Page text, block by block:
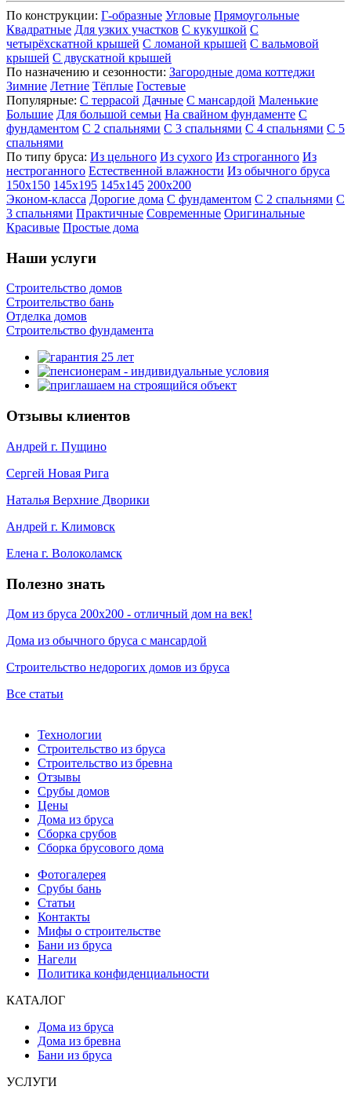
По конструкции: Г-образные Угловые Прямоугольные
Квадратные Для узких участков С кукушкой С
четырёхскатной крышей С ломаной крышей С вальмовой
крышей С двускатной крышей
По назначению и сезонности: Загородные дома коттеджи
Зимние Летние Тёплые Гостевые
Популярные: С террасой Дачные С мансардой Маленькие
Большие Для большой семьи На свайном фундаменте С
фундаментом С 2 спальнями С 3 спальнями С 4 спальнями С 5
спальнями
По типу бруса: Из цельного Из сухого Из строганного Из
нестроганного Естественной влажности Из обычного бруса
150х150 145х195 145х145 200х200
Эконом-класса Дорогие дома С фундаментом С 2 спальнями С
3 спальнями Практичные Современные Оригинальные
Красивые Простые дома
Наши услуги
Строительство домов
Строительство бань
Отделка домов
Строительство фундамента
Отзывы клиентов
Андрей г. Пущино
Сергей Новая Рига
Наталья Верхние Дворики
Андрей г. Климовск
Елена г. Волоколамск
Полезно знать
Дом из бруса 200х200 - отличный дом на век!
Дома из обычного бруса с мансардой
Строительство недорогих домов из бруса
Все статьи
Технологии
Строительство из бруса
Строительство из бревна
Отзывы
Срубы домов
Цены
Дома из бруса
Сборка срубов
Сборка брусового дома
Фотогалерея
Срубы бань
Статьи
Контакты
Мифы о строительстве
Бани из бруса
Нагели
Политика конфиденциальности
КАТАЛОГ
Дома из бруса
Дома из бревна
Бани из бруса
УСЛУГИ